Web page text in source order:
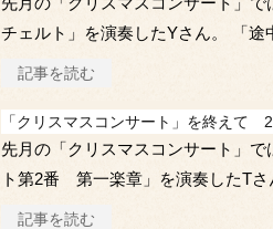
チェルト」を演奏したYさん。 「途
記事を読む
「クリスマスコンサート」を終えて
先月の「クリスマスコンサート」
ト第2番 第一楽章」を演奏したTさ
記事を読む